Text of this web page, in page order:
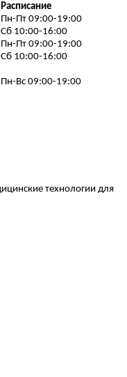
Расписание
Пн-Пт 09:00-19:00
Сб 10:00-16:00
Пн-Пт 09:00-19:00
Сб 10:00-16:00
Пн-Вс 09:00-19:00
технологии для